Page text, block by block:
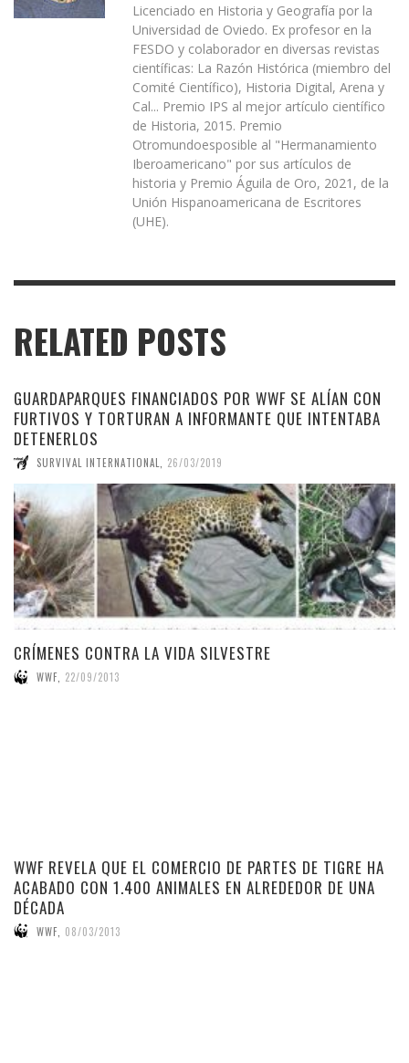
Licenciado en Historia y Geografía por la
Universidad de Oviedo. Ex profesor en la
FESDO y colaborador en diversas revistas
científicas: La Razón Histórica (miembro del
Comité Científico), Historia Digital, Arena y
Cal... Premio IPS al mejor artículo científico
de Historia, 2015. Premio
Otromundoesposible al "Hermanamiento
Iberoamericano" por sus artículos de
historia y Premio Águila de Oro, 2021, de la
Unión Hispanoamericana de Escritores
(UHE).
RELATED POSTS
GUARDAPARQUES FINANCIADOS POR WWF SE ALÍAN CON
FURTIVOS Y TORTURAN A INFORMANTE QUE INTENTABA
DETENERLOS
SURVIVAL INTERNATIONAL 26/03/2019
CRÍMENES CONTRA LA VIDA SILVESTRE
WWF 22/09/2013
WWF REVELA QUE EL COMERCIO DE PARTES DE TIGRE HA
ACABADO CON 1.400 ANIMALES EN ALREDEDOR DE UNA
DÉCADA
WWF 08/03/2013